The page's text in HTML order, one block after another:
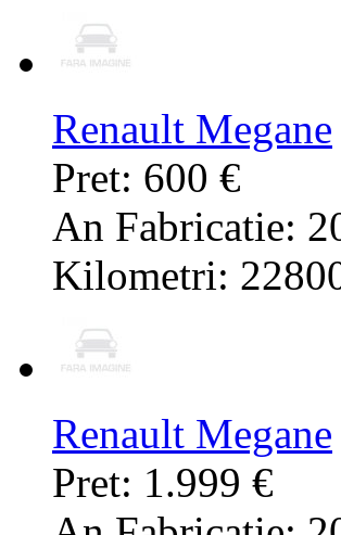
Renault Megane
Pret: 600 €
An Fabricatie:
Kilometri:
Renault Megane
Pret: 1.999 €